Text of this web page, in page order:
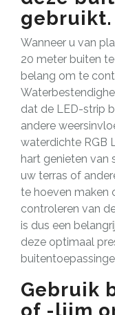
gebruikt.
Wanneer u van
20 meter buiten
belang om te
dat de LED-strip
andere
waterdichte RGB
hart genieten van
uw terras of
te hoeven maken
controleren van
is dus een
deze optimaal
Gebruik